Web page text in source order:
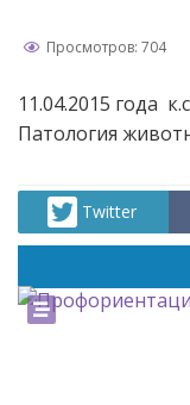
Просмотров: 704
11.04.2015 года
Патология
Twitter